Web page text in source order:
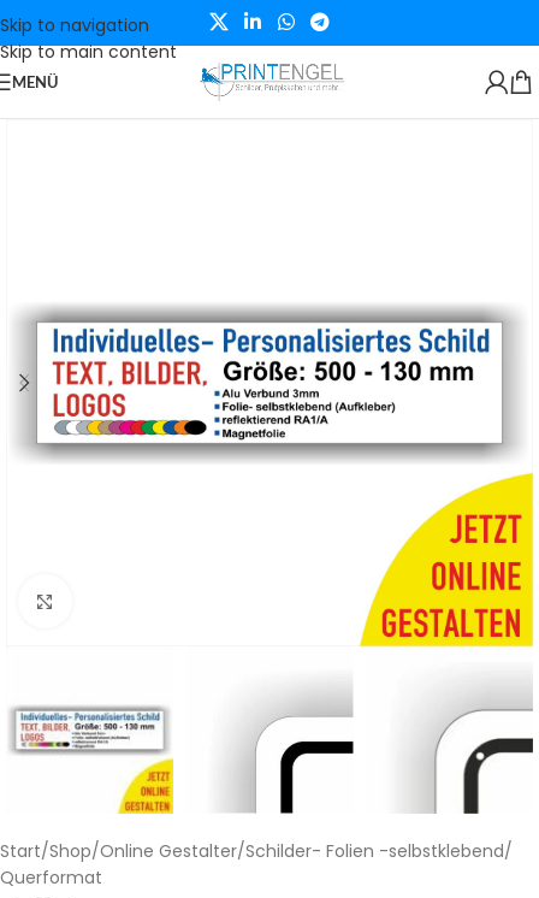
Skip to navigation
Skip to main content
MENÜ
Start/Shop/Online Gestalter/Schilder- Folien -selbstklebend/
Querformat